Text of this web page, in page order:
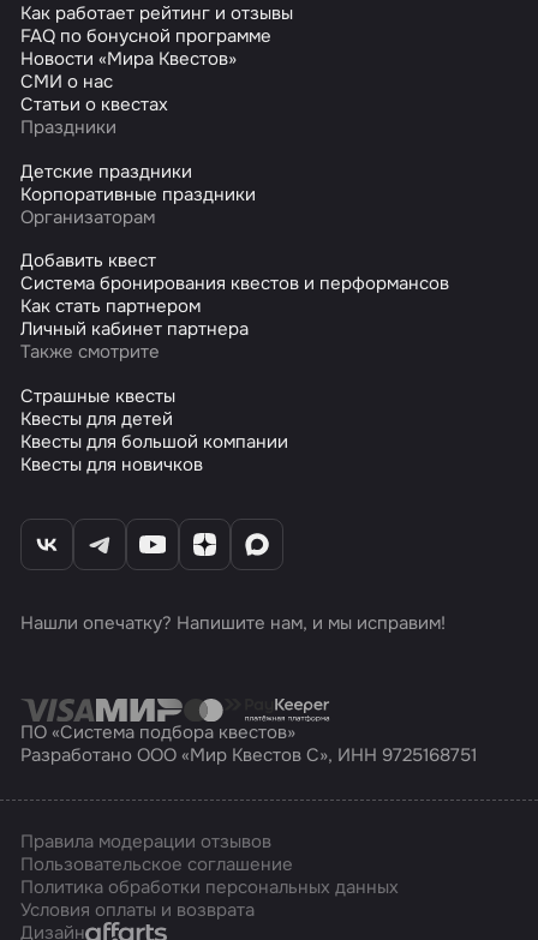
Как работает рейтинг и отзывы
FAQ по бонусной программе
Новости «Мира Квестов»
СМИ о нас
Статьи о квестах
Праздники
Детские праздники
Корпоративные праздники
Организаторам
Добавить квест
Система бронирования квестов и перформансов
Как стать партнером
Личный кабинет партнера
Также смотрите
Страшные квесты
Квесты для детей
Квесты для большой компании
Квесты для новичков
Нашли опечатку? Напишите нам, и мы исправим!
ПО «Система подбора квестов»
Разработано ООО «Мир Квестов С», ИНН 9725168751
Правила модерации отзывов
Пользовательское соглашение
Политика обработки персональных данных
Условия оплаты и возврата
ДизайнAffarts